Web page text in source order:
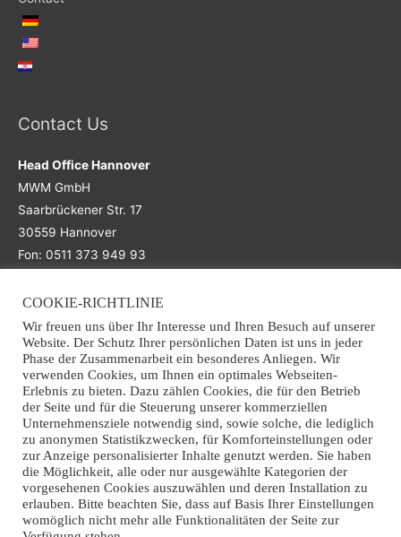
Contact Us
Head Office Hannover
MWM GmbH
Saarbrückener Str. 17
30559 Hannover
Fon: 0511 373 949 93
Main Office
Office Osnabrück
MWM GmbH
Grothausweg 7
49090 Osnabrück
Fon: +49 (0)541 941 363 70
Email: info@mwm-recycling.de
COOKIE-RICHTLINIE
Wir freuen uns über Ihr Interesse und Ihren Besuch auf unserer
Website. Der Schutz Ihrer persönlichen Daten ist uns in jeder
Phase der Zusammenarbeit ein besonderes Anliegen. Wir
verwenden Cookies, um Ihnen ein optimales Webseiten-
Erlebnis zu bieten. Dazu zählen Cookies, die für den Betrieb
der Seite und für die Steuerung unserer kommerziellen
Unternehmensziele notwendig sind, sowie solche, die lediglich
zu anonymen Statistikzwecken, für Komforteinstellungen oder
zur Anzeige personalisierter Inhalte genutzt werden. Sie haben
die Möglichkeit, alle oder nur ausgewählte Kategorien der
vorgesehenen Cookies auszuwählen und deren Installation zu
erlauben. Bitte beachten Sie, dass auf Basis Ihrer Einstellungen
womöglich nicht mehr alle Funktionalitäten der Seite zur